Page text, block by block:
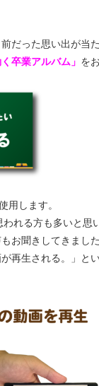
だった思い出が当
卒業アルバム」 を
用します。
れる方も多いと思
お聞きしてきました
再生される。」と